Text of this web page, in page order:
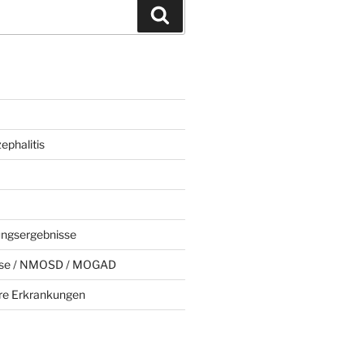
/ NMOSD / MOGAD
Erkrankungen